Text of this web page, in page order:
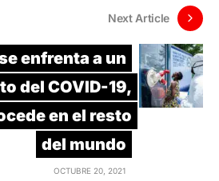
Next Article
enfrenta a un
del COVID-19,
en el resto
del mundo
OCTUBRE 20, 2021